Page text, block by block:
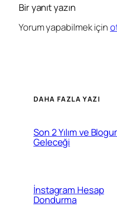
Bir yanıt yazın
Yorum yapabilmek için
DAHA FAZLA YAZI
Son 2 Yılım ve
Geleceği
İnstagram Hesap
Dondurma